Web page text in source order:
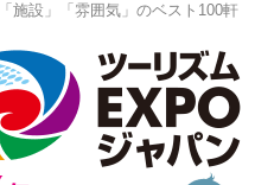
「施設」「雰囲気」のベスト100軒